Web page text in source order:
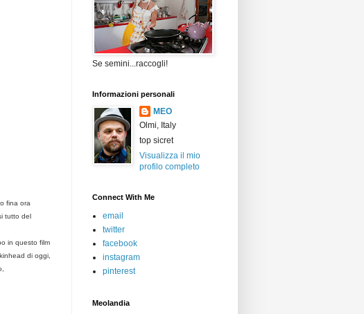
fina ora
tutto del
in questo film
di oggi,
Se semini...raccogli!
Informazioni personali
MEO
Olmi, Italy
top sicret
Visualizza il mio
profilo completo
Connect With Me
email
twitter
facebook
instagram
pinterest
Meolandia